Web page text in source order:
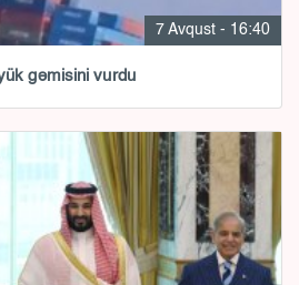
7 Avqust - 16:40
gəmisini vurdu